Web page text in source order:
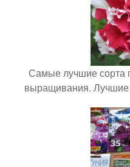
Самые лучшие сорта
выращивания. Лучшие